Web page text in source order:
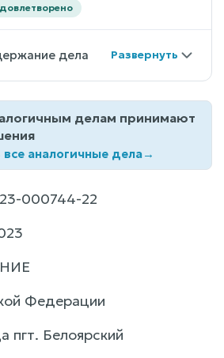
дела
делам принимают
аналогичные дела→
000744-22
Федерации
пгт. Белоярский